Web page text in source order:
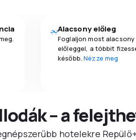
Alacsony előleg
Foglaljon most alacsony
előleggel, a többit
később.Nézze meg
– a
hotelekre